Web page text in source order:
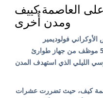
العاصمة كييف
ومدن أُخرى
فولوديمير
زيلينسكي، عن مشاركة أكثر من 500 موظف من جهاز طوارئ
الليلي الذي استهدف المدن
كيف، حيث تضررت عشرات